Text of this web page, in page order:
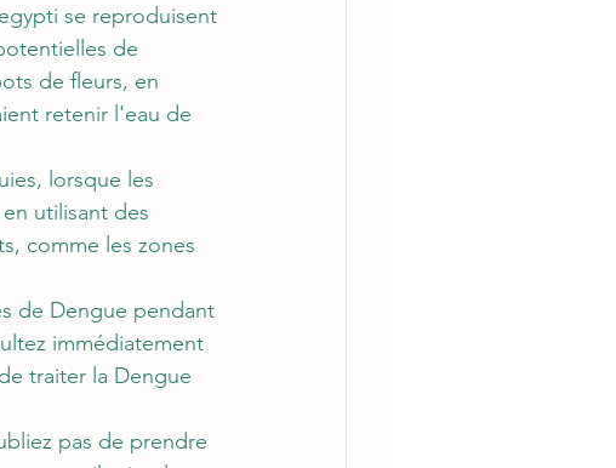
se reproduisent
de
de fleurs, en
retenir l'eau de
lorsque les
utilisant des
comme les zones
de Dengue pendant
immédiatement
traiter la Dengue
pas de prendre